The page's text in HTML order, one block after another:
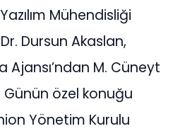
Mühendisliği
Dursun Akaslan,
Ajansı’ndan M. Cüneyt
Günün özel konuğu
Yönetim Kurulu